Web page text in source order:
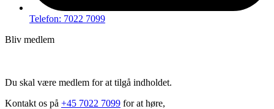
Telefon: 7022 7099
Bliv medlem
Du skal være medlem for at tilgå indholdet.
Kontakt os på +45 7022 7099 for at høre,